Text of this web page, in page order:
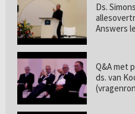
Ds.
Answers
Q&A met
ds. van